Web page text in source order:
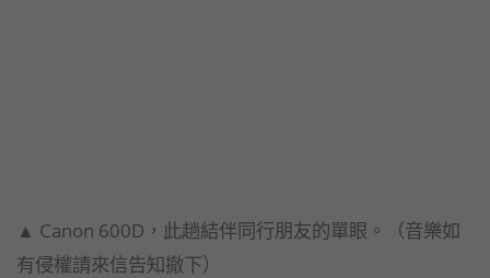
▲ Canon 600D，此趟結伴同行朋友的單眼。（音樂如
有侵權請來信告知撤下）